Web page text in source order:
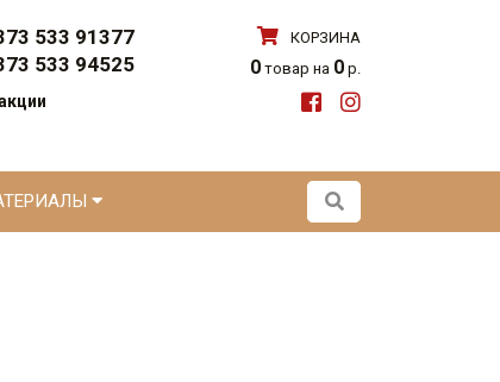
533 91377
533 94525
КОРЗИНА
0 товар на 0 р.